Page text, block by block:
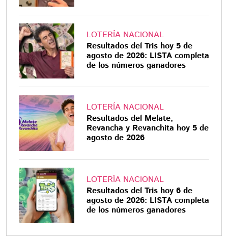
LOTERÍA NACIONAL
Resultados del Tris hoy 5 de
agosto de 2026: LISTA completa
de los números ganadores
LOTERÍA NACIONAL
Resultados del Melate,
Revancha y Revanchita hoy 5 de
agosto de 2026
LOTERÍA NACIONAL
Resultados del Tris hoy 6 de
agosto de 2026: LISTA completa
de los números ganadores